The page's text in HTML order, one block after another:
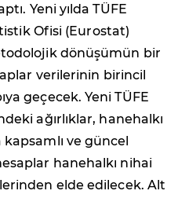
Yeni yılda TÜFE
Ofisi (Eurostat)
dönüşümün bir
verilerinin birincil
geçecek. Yeni TÜFE
ağırlıklar, hanehalkı
ve güncel
hanehalkı nihai
elde edilecek. Alt